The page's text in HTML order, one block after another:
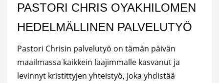
PASTORI CHRIS OYAKHILOMEN
HEDELMÄLLINEN PALVELUTYÖ
Pastori Chrisin palvelutyö on tämän päivän
maailmassa kaikkein laajimmalle kasvanut ja
levinnyt kristittyjen yhteistyö, joka yhdistää